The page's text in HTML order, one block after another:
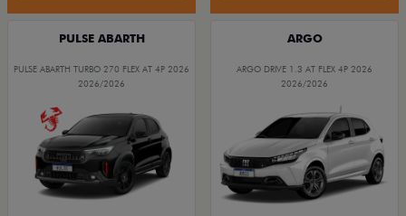
PULSE ABARTH
PULSE ABARTH TURBO 270 FLEX AT 4P 2026
2026/2026
ARGO
ARGO DRIVE 1.3 AT FLEX 4P 2026
2026/2026